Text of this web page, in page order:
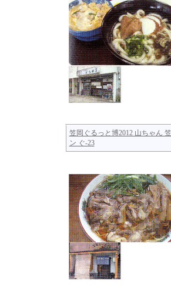
笠岡ぐるっと博2012 山ちゃん
ン ぐ-23